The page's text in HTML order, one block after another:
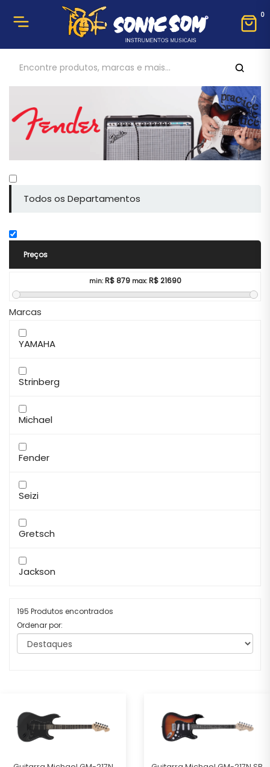
0
Todos os Departamentos
Preços
min: R$ 879 max: R$21690
Marcas
YAMAHA
Strinberg
Michael
Fender
Seizi
Gretsch
Jackson
195 Produtos encontrados
Ordenar por: